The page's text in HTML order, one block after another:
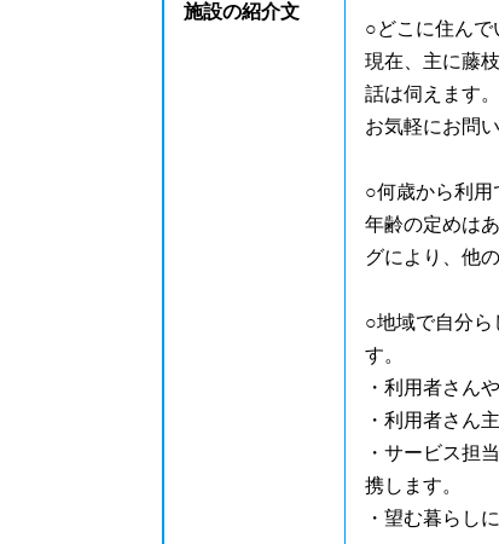
施設の紹介文
○どこに住んで
現在、主に藤
話は伺えます。
お気軽にお問
○何歳から利用
年齢の定めは
グにより、他
○地域で自分ら
す。
・利用者さん
・利用者さん
・サービス担
携します。
・望む暮らし